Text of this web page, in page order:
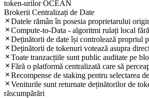
token-urilor OCEAN
Brokerii Centralizați de Date
Datele rămân în posesia proprietarului
Compute-to-Data - algoritmi rulați local
Deținătorii de date își controlează propriul
Deținătorii de tokenuri votează asupra
Toate tranzacțiile sunt public auditate pe
Fără o platformă centralizată care să
Recompense de staking pentru selectarea
Veniturile sunt returnate deținătorilor de
răscumpărări